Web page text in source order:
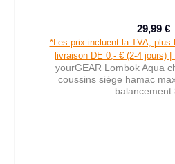
Prix
29,99 €
*Les prix incluent la TVA, plus
livraison DE 0,- € (2-4 jours)
yourGEAR Lombok Aqua
coussins siège hamac
balancement